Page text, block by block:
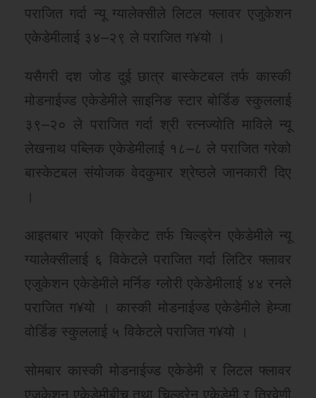
पराजित गर्दा न्यू ग्यालेक्सीले लिटल फ्लावर एजुकेशन
एकेडेमीलाई ३४–२९ ले पराजित ग¥यो ।
यसैगरी दश जोड दुई छात्र बास्केटबल तर्फ कास्की
मोडनाईज्ड एकेडेमीले साइनिङ स्टार बोर्डिङ स्कुललाई
३९–२० ले पराजित गर्दा श्री रत्नज्योति माविले न्यू
लेखनाथ पब्लिक एकेडेमीलाई १८–८ ले पराजित गरेको
बास्केटबल संयोजक वेदकुमार श्रेष्ठले जानकारी दिए
।
आइतबार भएको क्रिकेट तर्फ चिल्ड्रेन एकेडेमीले न्यू
ग्यालेक्सीलाई ६ विकेटले पराजित गर्दा लिटिर फ्लावर
एजुकेशन एकेडेमीले मर्निङ ग्लोरी एकेडेमीलाई ४४ रनले
पराजित ग¥यो । कास्की मोडनाईज्ड एकेडेमीले हेम्जा
वोर्डिङ स्कुललाई ५ विकेटले पराजित ग¥यो ।
सोमबार कास्की मोडनाईज्ड एकेडेमी र लिटल फ्लावर
एजुकेशन एकेडेमीबीच तथा चिल्ड्रेन एकेडेमी र त्रिवेणी